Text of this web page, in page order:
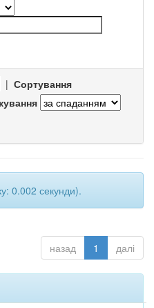
| Сортування
0.002 секунди).
назад 1 далі